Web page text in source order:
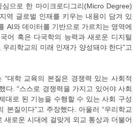
로 한 마이크로디그리(Micro Degree)
역 글로벌 인재를 키우는 내용이 담겨 있
AI와 데이터를 기반으로 가르치는 영역에
어 혹은 다국학의 능력과 새로운 디지털
리학교의 미래 인재가 양성돼야 한다”고
“대학 교육의 본질은 경쟁력 있는 사회적
다. “스스로 경쟁력을 가지고 있어야 사회
대로 된 기능을 수행할 수 있는 사회 구성
본질이다”고 주장했다. 아울러 “우리학교
새로운 시대에 걸맞게 외교 통상과 더불어